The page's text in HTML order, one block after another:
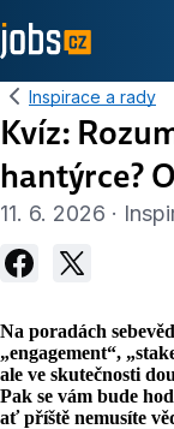
Inspirace a rady
Kvíz:
hantýrce?
11. 6. 2026 ·
Na poradách
„engagement“,
ale ve skutečnosti
Pak se vám bude
ať příště nemusíte